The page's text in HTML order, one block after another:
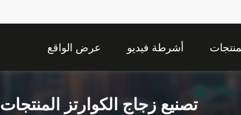
أشرطة فيديو عرض الواقع
الافتراضي
تصنيع زجاج الكوارتز المنتجات